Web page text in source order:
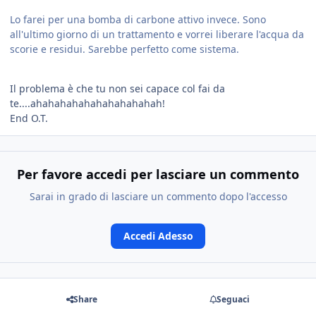
Lo farei per una bomba di carbone attivo invece. Sono
all'ultimo giorno di un trattamento e vorrei liberare l'acqua da
scorie e residui. Sarebbe perfetto come sistema.
Il problema è che tu non sei capace col fai da
te....ahahahahahahahahahahah!
End O.T.
Per favore accedi per lasciare un commento
Sarai in grado di lasciare un commento dopo l'accesso
Accedi Adesso
Share Seguaci